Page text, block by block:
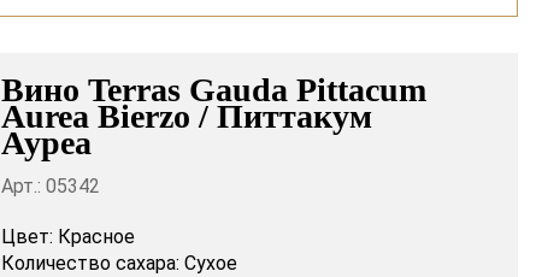
Вино Terras Gauda Pittacum
Aurea Bierzo / Питтакум
Ауреа
Арт.: 05342
Цвет: Красное
Количество сахара: Сухое